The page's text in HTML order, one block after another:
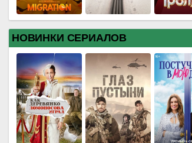
НОВИНКИ СЕРИАЛОВ